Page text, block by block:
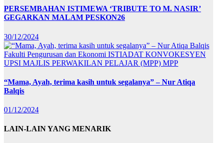
PERSEMBAHAN ISTIMEWA ‘TRIBUTE TO M. NASIR’
GEGARKAN MALAM PESKON26
30/12/2024
Fakulti Pengurusan dan Ekonomi ISTIADAT KONVOKESYEN
UPSI MAJLIS PERWAKILAN PELAJAR (MPP) MPP
“Mama, Ayah, terima kasih untuk segalanya” – Nur Atiqa
Balqis
01/12/2024
LAIN-LAIN YANG MENARIK